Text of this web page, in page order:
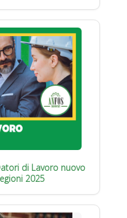
di Lavoro nuovo
2025